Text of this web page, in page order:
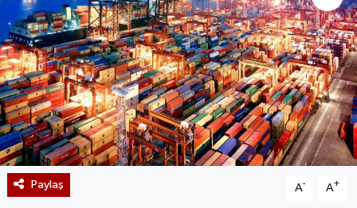
Paylaş A- A+